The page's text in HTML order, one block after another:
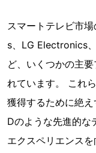
スマートテレビ市
s、LG Electronics
ど、いくつかの主
れています。 これ
獲得するために絶
Dのような先進的な
エクスペリエンス